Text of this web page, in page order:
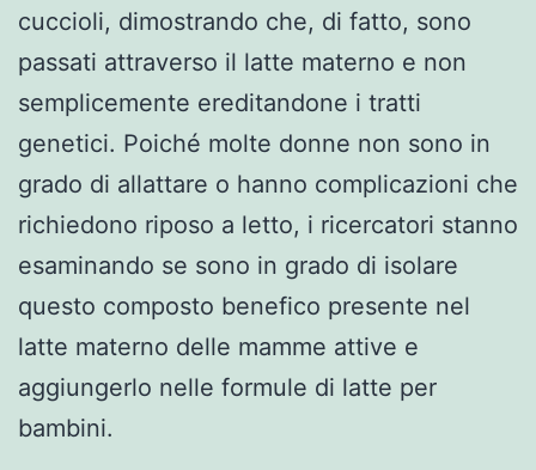
cuccioli, dimostrando che, di fatto, sono
passati attraverso il latte materno e non
semplicemente ereditandone i tratti
genetici. Poiché molte donne non sono in
grado di allattare o hanno complicazioni che
richiedono riposo a letto, i ricercatori stanno
esaminando se sono in grado di isolare
questo composto benefico presente nel
latte materno delle mamme attive e
aggiungerlo nelle formule di latte per
bambini.